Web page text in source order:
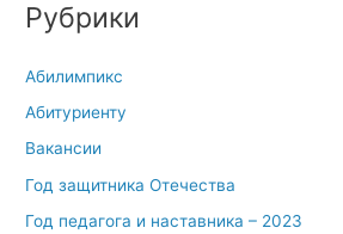
Рубрики
Абилимпикс
Абитуриенту
Вакансии
Год защитника Отечества
Год педагога и наставника – 2023